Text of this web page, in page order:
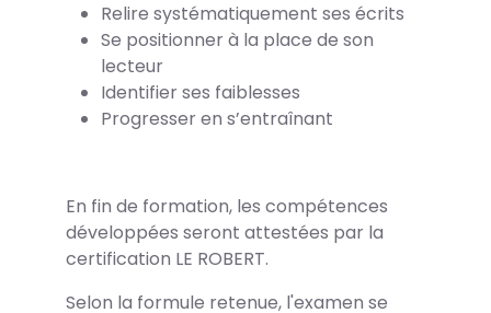
Relire systématiquement ses écrits
Se positionner à la place de son
lecteur
Identifier ses faiblesses
Progresser en s’entraînant
En fin de formation, les compétences
développées seront attestées par la
certification LE ROBERT.
Selon la formule retenue, l'examen se